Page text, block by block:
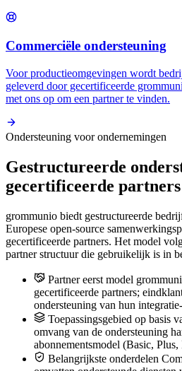
Commerciële ondersteuning
Voor productieomgevingen wordt
geleverd door gecertificeerde
met ons op om een partner te vinden.
Ondersteuning voor ondernemingen
Gestructureerde
gecertificeerde partners
grommunio biedt gestructureerde
Europese open-source
gecertificeerde partners. Het model
partner structuur die gebruikelijk is in
Partner eerst model
gecertificeerde partners;
ondersteuning van hun
Toepassingsgebied op basis
omvang van de ondersteuning
abonnementsmodel (Basic,
Belangrijkste onderdelen